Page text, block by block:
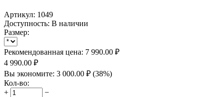
Артикул: 1049
Доступность: В наличии
Размер:
Рекомендованная цена: 7 990.00 ₽
4 990.00 ₽
Вы экономите: 3 000.00 ₽ (38%)
Кол-во:
+
−